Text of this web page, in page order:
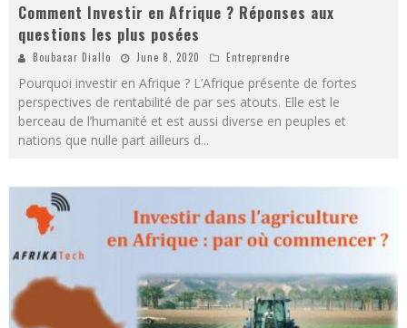
Comment Investir en Afrique ? Réponses aux
questions les plus posées
Boubacar Diallo June 8, 2020 Entreprendre
Pourquoi investir en Afrique ? L’Afrique présente de fortes
perspectives de rentabilité de par ses atouts. Elle est le
berceau de l’humanité et est aussi diverse en peuples et
nations que nulle part ailleurs d...